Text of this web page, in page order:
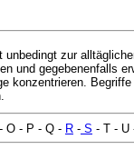
zur
und gegebenenfalls
konzentrieren.
O - P - Q - R - S - T - U